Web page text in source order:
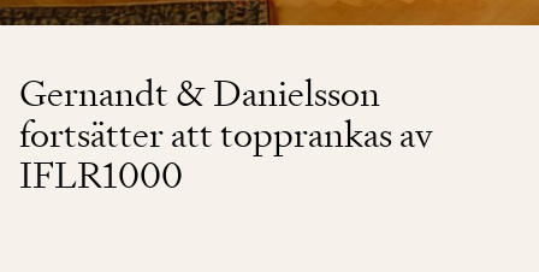
Gernandt & Danielsson
fortsätter att topprankas av
IFLR1000